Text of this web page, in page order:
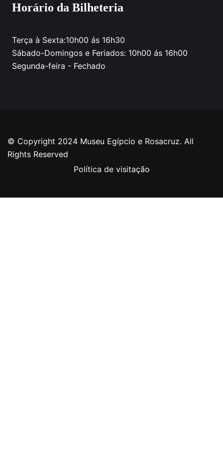
Horário da Bilheteria
Terça à Sexta:10h00 ás 16h30
Sábado-Domingos e Feriados: 10h00 ás 16h00
Segunda-feira - Fechado
© Copyright 2024 Museu Egípcio e Rosacruz. All
Rights Reserved
Política de visitação